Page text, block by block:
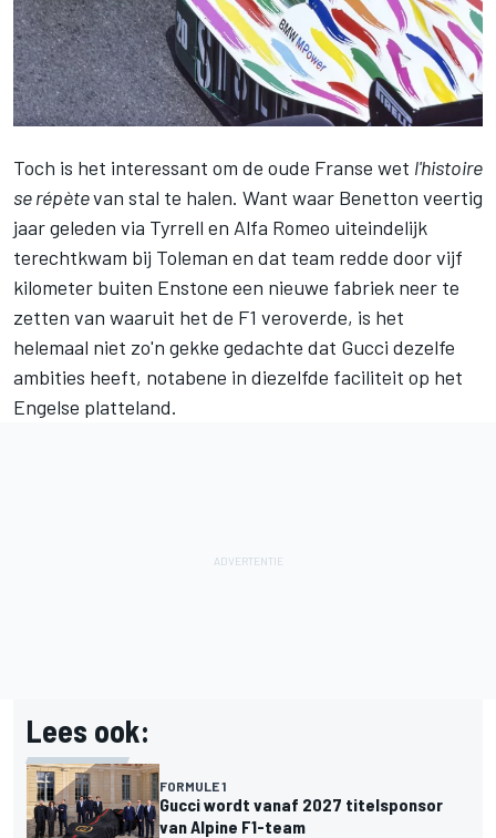
Toch is het interessant om de oude Franse wet l'histoire
se répètevan stal te halen. Want waar Benetton veertig
jaar geleden via Tyrrell en Alfa Romeo uiteindelijk
terechtkwam bij Toleman en dat team redde door vijf
kilometer buiten Enstone een nieuwe fabriek neer te
zetten van waaruit het de F1 veroverde, is het
helemaal niet zo'n gekke gedachte dat Gucci dezelfe
ambities heeft, notabene in diezelfde faciliteit op het
Engelse platteland.
Lees ook:
FORMULE 1
Gucci wordt vanaf 2027 titelsponsor
van Alpine F1-team